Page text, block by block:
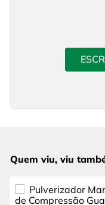
Quem viu, viu